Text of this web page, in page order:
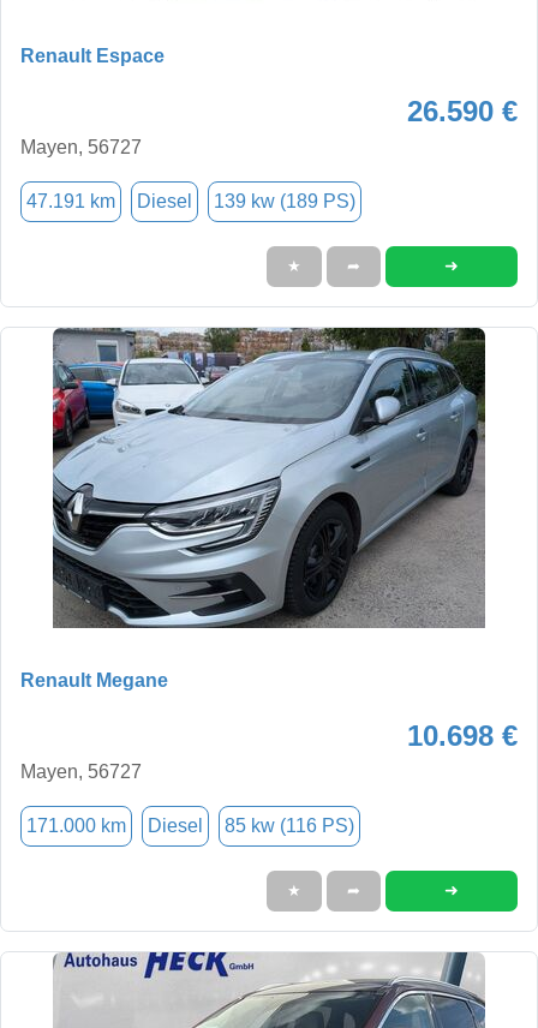
Renault Espace
26.590 €
Mayen, 56727
47.191 km Diesel 139 kw (189 PS)
★ ➦ ➜
Renault Megane
10.698 €
Mayen, 56727
171.000 km Diesel 85 kw (116 PS)
★ ➦ ➜